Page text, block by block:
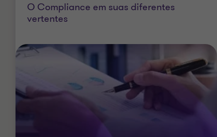
O Compliance em suas diferentes
vertentes